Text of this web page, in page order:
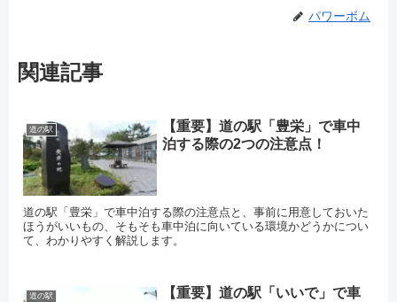
パワーボム
関連記事
道の駅
【重要】道の駅「豊栄」で車中
泊する際の2つの注意点！
道の駅「豊栄」で車中泊する際の注意点と、事前に用意しておいた
ほうがいいもの、そもそも車中泊に向いている環境かどうかについ
て、わかりやすく解説します。
道の駅
【重要】道の駅「いいで」で車